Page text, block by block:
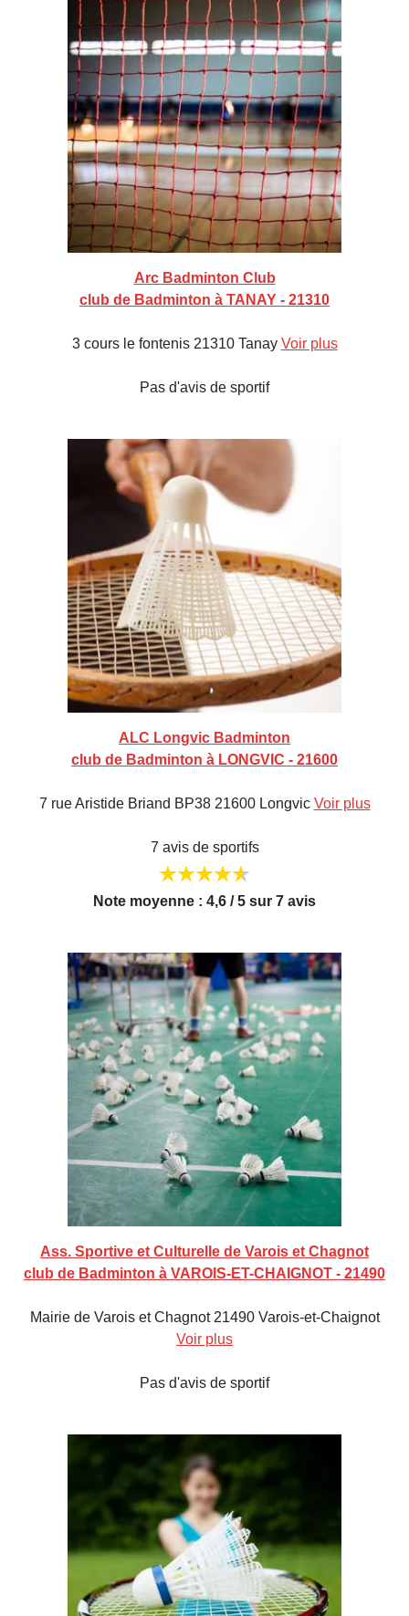
Arc Badminton Club
club de Badminton à TANAY - 21310
3 cours le fontenis 21310 Tanay Voir plus
Pas d'avis de sportif
ALC Longvic Badminton
club de Badminton à LONGVIC - 21600
7 rue Aristide Briand BP38 21600 Longvic Voir plus
7 avis de sportifs
Note moyenne : 4,6 / 5 sur 7 avis
Ass. Sportive et Culturelle de Varois et Chagnot
club de Badminton à VAROIS-ET-CHAIGNOT - 21490
Mairie de Varois et Chagnot 21490 Varois-et-Chaignot
Voir plus
Pas d'avis de sportif